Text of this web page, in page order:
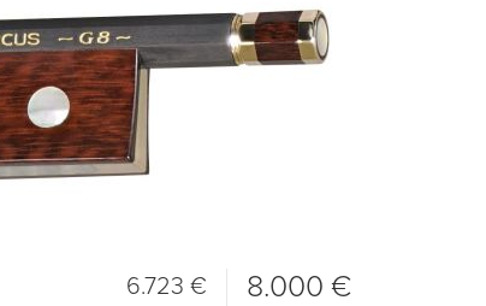
8.000 €
6.723 €